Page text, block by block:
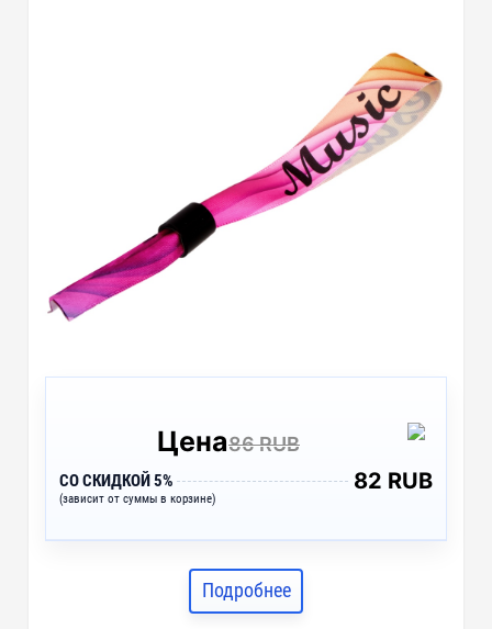
Цена86 RUB
СО СКИДКОЙ 5%
(зависит от суммы в корзине)
82 RUB
Подробнее